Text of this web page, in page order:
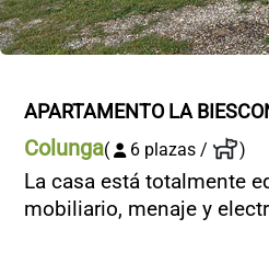
APARTAMENTO LA
Colunga( 6 plazas / )
La casa está totalmente
mobiliario, menaje y